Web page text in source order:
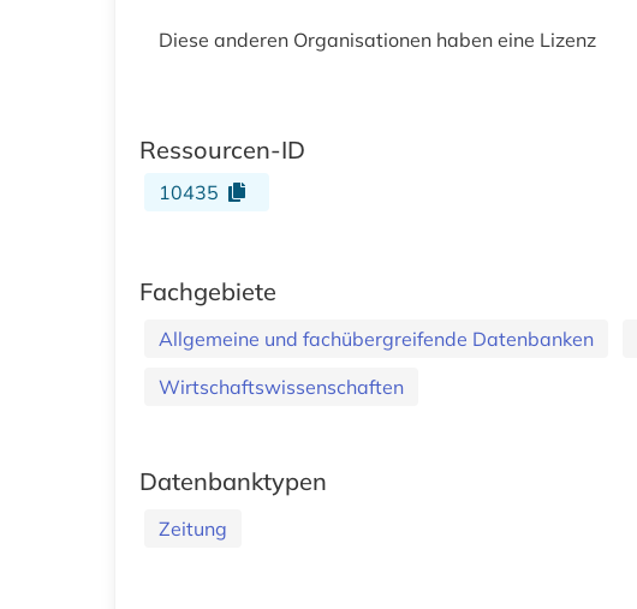
Diese anderen Organisationen haben eine Lizenz
Ressourcen-ID
10435
Fachgebiete
Allgemeine und fachübergreifende Datenbanken
Wirtschaftswissenschaften
Datenbanktypen
Zeitung